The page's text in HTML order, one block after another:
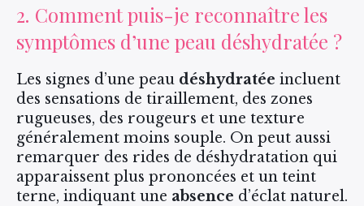
2. Comment puis-je reconnaître les
symptômes d’une peau déshydratée ?
Les signes d’une peau déshydratée incluent
des sensations de tiraillement, des zones
rugueuses, des rougeurs et une texture
généralement moins souple. On peut aussi
remarquer des rides de déshydratation qui
apparaissent plus prononcées et un teint
terne, indiquant une absence d’éclat naturel.